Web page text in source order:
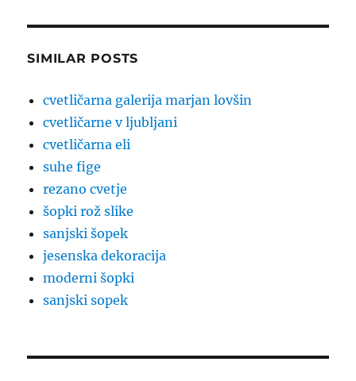
SIMILAR POSTS
cvetličarna galerija marjan lovšin
cvetličarne v ljubljani
cvetličarna eli
suhe fige
rezano cvetje
šopki rož slike
sanjski šopek
jesenska dekoracija
moderni šopki
sanjski sopek